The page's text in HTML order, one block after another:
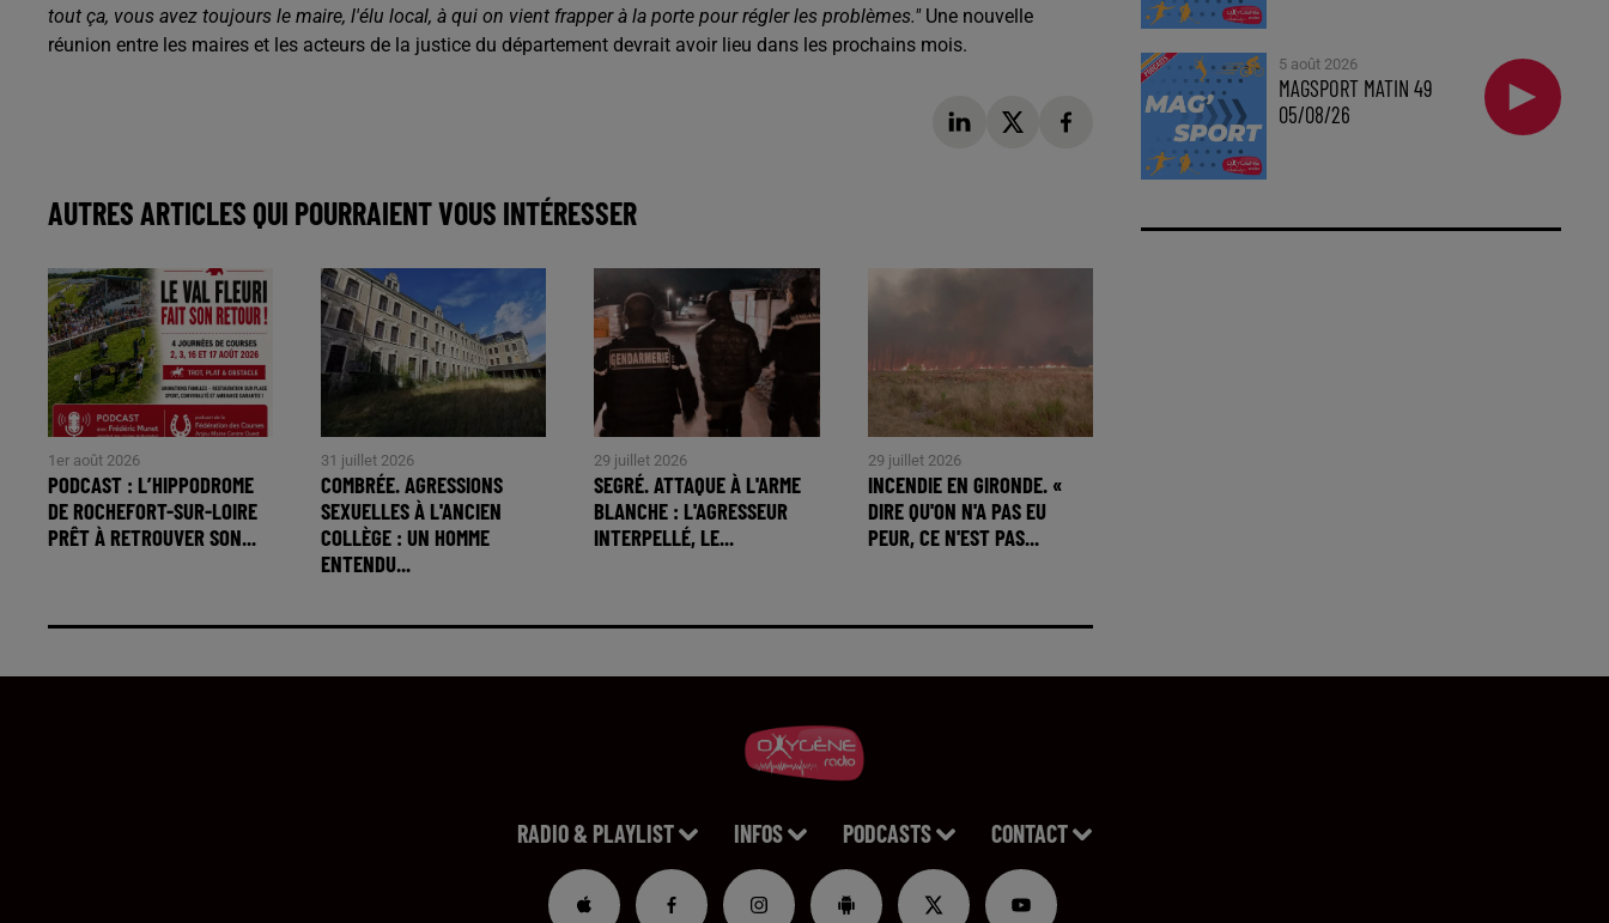
tout ça, vous avez toujours le maire, l'élu local, à qui on vient frapper à la porte pour régler les problèmes."Une nouvelle
réunion entre les maires et les acteurs de la justice du département devrait avoir lieu dans les prochains mois.
AUTRES ARTICLES QUI POURRAIENT VOUS INTÉRESSER
1er août 2026
PODCAST : L’HIPPODROME
DE ROCHEFORT-SUR-LOIRE
PRÊT À RETROUVER SON...
31 juillet 2026
COMBRÉE. AGRESSIONS
SEXUELLES À L'ANCIEN
COLLÈGE : UN HOMME
ENTENDU...
29 juillet 2026
SEGRÉ. ATTAQUE À L'ARME
BLANCHE : L'AGRESSEUR
INTERPELLÉ, LE...
29 juillet 2026
INCENDIE EN GIRONDE. «
DIRE QU'ON N'A PAS EU
PEUR, CE N'EST PAS...
5 août 2026
MAGSPORT MATIN 49
05/08/26
RADIO & PLAYLIST INFOS PODCASTS CONTACT